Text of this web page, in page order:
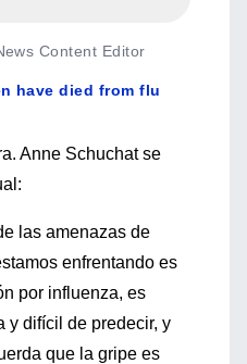
Content Editor
have died from flu
Anne Schuchat se
las amenazas de
enfrentando es
por influenza, es
y difícil de predecir, y
que la gripe es